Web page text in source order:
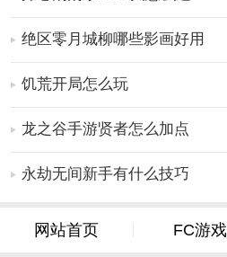
绝区零月城柳哪些影画好用
饥荒开局怎么玩
龙之谷手游贤者怎么加点
永劫无间新手有什么技巧
网站首页 FC游戏